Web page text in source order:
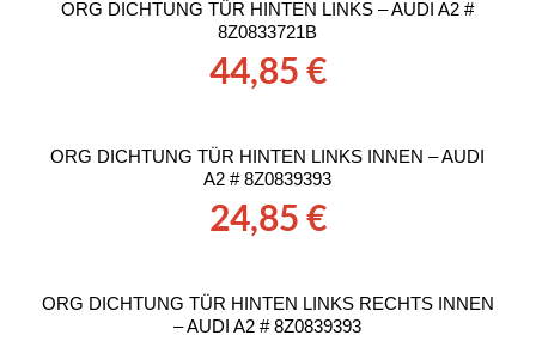
ORG DICHTUNG TÜR HINTEN LINKS – AUDI A2 #
8Z0833721B
44,85€
ORG DICHTUNG TÜR HINTEN LINKS INNEN – AUDI
A2 # 8Z0839393
24,85€
ORG DICHTUNG TÜR HINTEN LINKS RECHTS INNEN
– AUDI A2 # 8Z0839393